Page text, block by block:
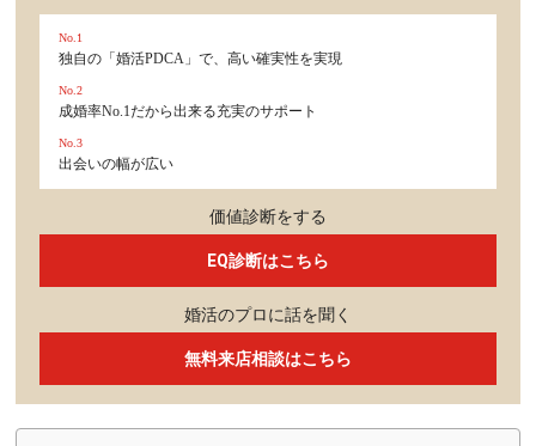
No.1
独自の「婚活PDCA」で、高い確実性を実現
No.2
成婚率No.1だから出来る充実のサポート
No.3
出会いの幅が広い
価値診断をする
EQ診断はこちら
婚活のプロに話を聞く
無料来店相談はこちら